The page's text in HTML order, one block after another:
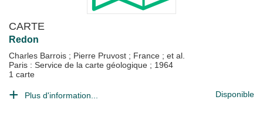
CARTE
Redon
Charles Barrois ; Pierre Pruvost ; France ; et al.
Paris : Service de la carte géologique ; 1964
1 carte
Plus d'information... Disponible